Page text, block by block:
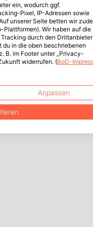
ein, wodurch ggf.
Pixel, IP-Adressen sowie
unserer Seite betten wir
Plattformen). Wir haben auf die
durch den Drittanbieter
in die oben beschriebenen
B. im Footer unter „Privacy-
widerrufen. (BoD-
Anpassen